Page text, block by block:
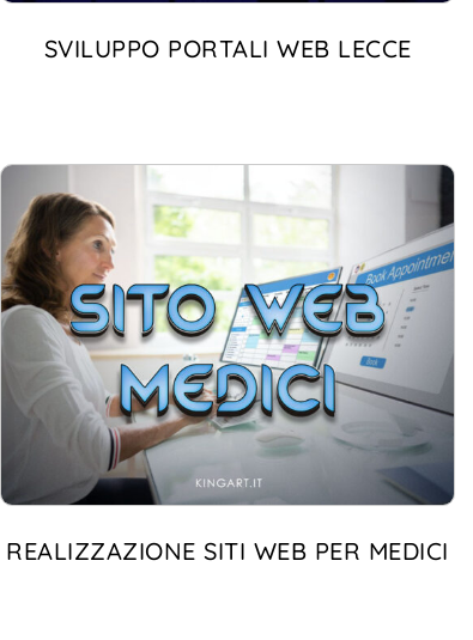
SVILUPPO PORTALI WEB LECCE
REALIZZAZIONE SITI WEB PER MEDICI